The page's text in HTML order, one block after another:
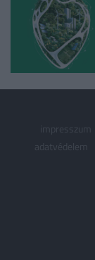
impresszum
adatvédelem